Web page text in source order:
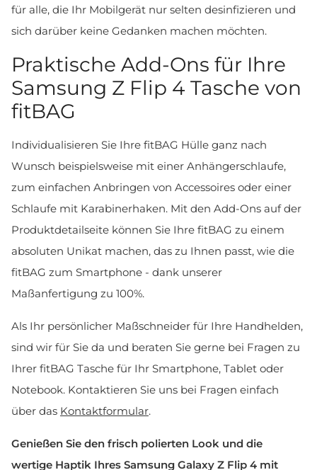
für alle, die Ihr Mobilgerät nur selten desinfizieren und
sich darüber keine Gedanken machen möchten.
Praktische Add-Ons für Ihre
Samsung Z Flip 4 Tasche von
fitBAG
Individualisieren Sie Ihre fitBAG Hülle ganz nach
Wunsch beispielsweise mit einer Anhängerschlaufe,
zum einfachen Anbringen von Accessoires oder einer
Schlaufe mit Karabinerhaken. Mit den Add-Ons auf der
Produktdetailseite können Sie Ihre fitBAG zu einem
absoluten Unikat machen, das zu Ihnen passt, wie die
fitBAG zum Smartphone - dank unserer
Maßanfertigung zu 100%.
Als Ihr persönlicher Maßschneider für Ihre Handhelden,
sind wir für Sie da und beraten Sie gerne bei Fragen zu
Ihrer fitBAG Tasche für Ihr Smartphone, Tablet oder
Notebook. Kontaktieren Sie uns bei Fragen einfach
über das Kontaktformular.
Genießen Sie den frisch polierten Look und die
wertige Haptik Ihres Samsung Galaxy Z Flip 4 mit